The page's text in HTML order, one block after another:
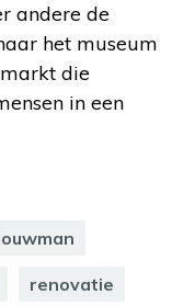
andere de
het museum
die
in een
renovatie